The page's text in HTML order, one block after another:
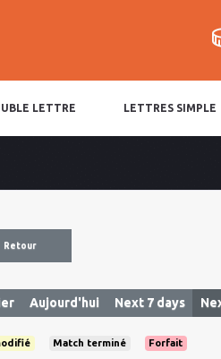
LETTRE LETTRES SIMPLE
Retour
Aujourd'hui Next 7 days
Match terminé Forfait